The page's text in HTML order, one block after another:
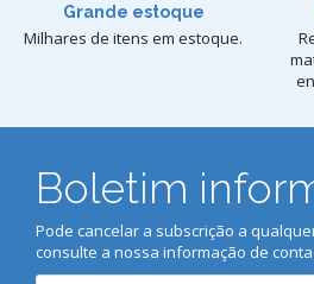
Grande estoque
Milhares de itens em estoque.
Boletim
Pode cancelar a subscrição a
consulte a nossa informação de